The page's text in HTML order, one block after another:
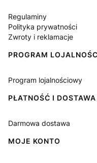
Regulaminy
Polityka prywatności
Zwroty i reklamacje
PROGRAM
Program lojalnościowy
PŁATNOŚĆ I DOSTAWA
Darmowa dostawa
MOJE KONTO